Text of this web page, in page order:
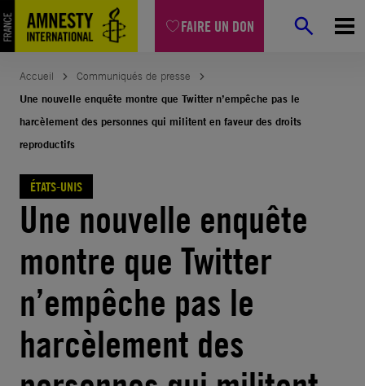
FAIRE UN DON
Aller
au
contenu
Accueil
Communiqués de presse
Une nouvelle enquête montre que Twitter n’empêche pas le
harcèlement des personnes qui militent en faveur des droits
reproductifs
ÉTATS-UNIS
Une nouvelle enquête
montre que Twitter
n’empêche pas le
harcèlement des